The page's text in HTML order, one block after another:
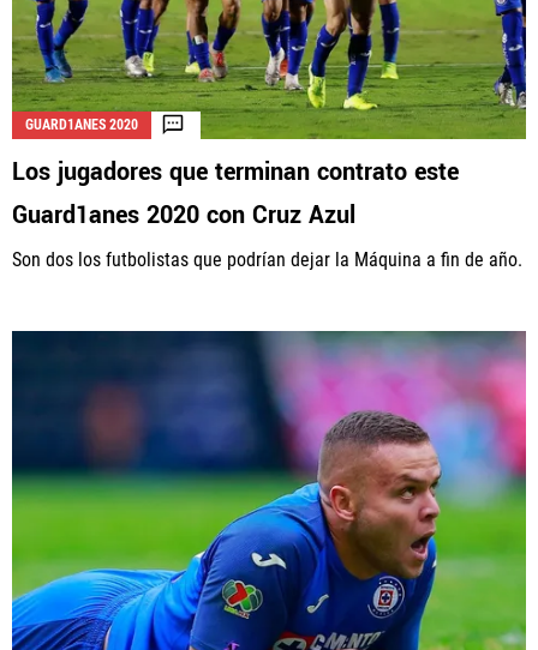
GUARD1ANES 2020
Los jugadores que terminan contrato este
Guard1anes 2020 con Cruz Azul
Son dos los futbolistas que podrían dejar la Máquina a fin de año.